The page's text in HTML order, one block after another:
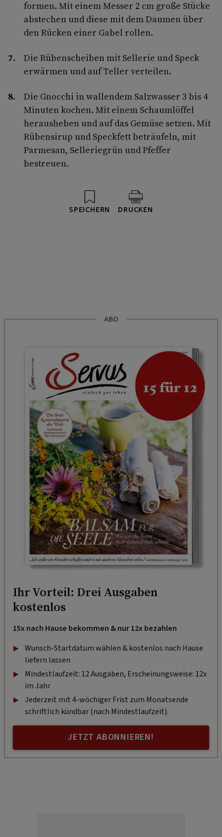
formen. Mit einem Messer 2 cm große Stücke
abstechen und diese mit dem Daumen über
den Rücken einer Gabel rollen.
Die Rübenscheiben mit Sellerie und Speck
erwärmen und auf Teller verteilen.
Die Gnocchi in wallendem Salzwasser 3 bis 4
Minuten kochen. Mit einem Schaumlöffel
herausheben und auf das Gemüse setzen. Mit
Rübensirup und Speckfett beträufeln, mit
Parmesan, Selleriegrün und Pfeffer
bestreuen.
SPEICHERN DRUCKEN
ABO
Ihr Vorteil: Drei Ausgaben
kostenlos
15x nach Hause bekommen & nur 12x bezahlen
Wunsch-Startdatum wählen & kostenlos nach Hause
liefern lassen
Mindestlaufzeit: 12 Ausgaben, Erscheinungsweise: 12x
im Jahr
Jederzeit mit 4-wöchiger Frist zum Monatsende
schriftlich kündbar (nach Mindestlaufzeit).
JETZT ABONNIEREN!